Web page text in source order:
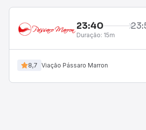
23:40
Duração: 15m
8,7 Viação Pássaro Marron